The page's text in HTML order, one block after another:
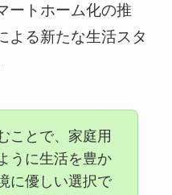
ートホーム化の推
よる新たな生活スタ
ことで、家庭用
うに生活を豊か
に優しい選択で